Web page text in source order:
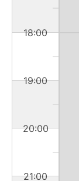
18:00
19:00
20:00
21:00